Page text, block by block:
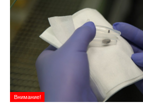
Внимание!